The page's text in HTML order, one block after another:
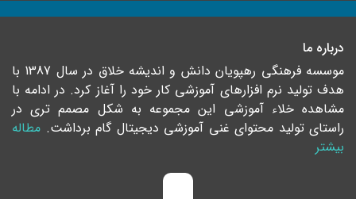
درباره ما
موسسه فرهنگی رهپویان دانش و اندیشه خلاق در سال 1387 با
هدف تولید نرم افزارهای آموزشی کار خود را آغاز کرد. در ادامه با
مشاهده خلاء آموزشی این مجموعه به شکل مصمم تری در
راستای تولید محتوای غنی آموزشی دیجیتال گام برداشت. مطاله
بیشتر